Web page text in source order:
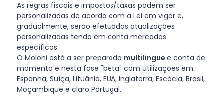
As regras fiscais e impostos/taxas podem ser
personalizadas de acordo com a Lei em vigor e,
gradualmente, serão efetuadas atualizações
personalizadas tendo em conta mercados
específicos.
O Moloni está a ser preparado multilingue e conta de
momento e nesta fase "beta" com utilizações em:
Espanha, Suíça, Lituânia, EUA, Inglaterra, Escócia, Brasil,
Moçambique e claro Portugal.